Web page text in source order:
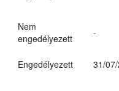
Nem
engedélyezett
-
Engedélyezett 31/